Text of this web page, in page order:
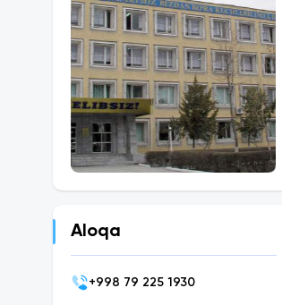
Aloqa
+998 79 225 1930